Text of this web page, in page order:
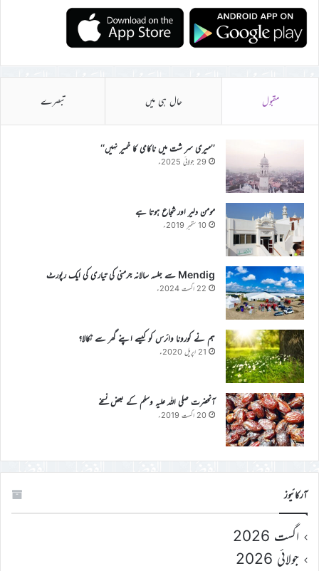
مقبول حال ہی میں تبصرے
’’میری سر شت میں ناکامی کا خمیر نہیں‘‘
29 جولائی 2025ء
مومن دلیر اور شجاع ہوتا ہے
10 ستمبر 2019ء
Mendig سے جلسہ سالانہ جرمنی کی تیاری کی ایک رپورٹ
22 اگست 2024ء
ہم نے کورونا وائرس کو کیسے اپنے گھر سے نکالا؟
21 اپریل 2020ء
آنحضرت صلی اللہ علیہ وسلم کے بعض نسخے
20 اگست 2019ء
آرکائیوز
اگست 2026
جولائی 2026